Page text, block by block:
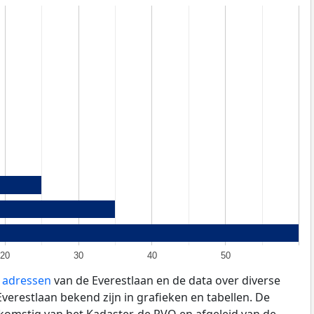
20 30 40 50
van de Everestlaan en de data over diverse
bekend zijn in grafieken en tabellen. De